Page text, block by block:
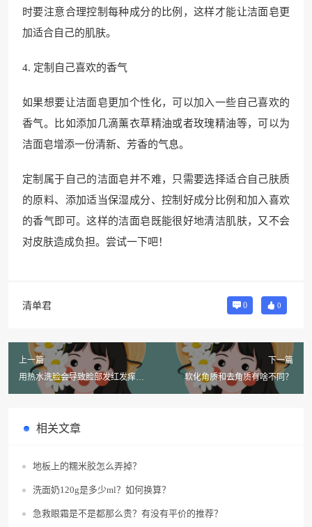
时要注意合理控制每种成分的比例，这样才能让洁面皂更
加适合自己的肌肤。
4. 定制自己喜欢的香气
如果想要让洁面皂更加个性化，可以加入一些自己喜欢的
香气。比如添加几滴薰衣草精油或者玫瑰精油等，可以为
洁面皂增添一份清新、芳香的气息。
定制属于自己的洁面皂并不难，只需要选择适合自己肤质
的原料、添加适当保湿成分、控制好成分比例和加入喜欢
的香气即可。这样的洁面皂既能很好地清洁肌肤，又不会
对皮肤造成负担。尝试一下吧！
清单君 0 0
上一篇
用热水洗脸会导致脸部发红发痒
下一篇
软化角质和去角质有啥不同？
相关文章
地板上的糯米胶怎么弄掉？
洗面奶120g是多少ml？如何换算？
急救眼霜是不是都那么贵？有没有平价的推荐？